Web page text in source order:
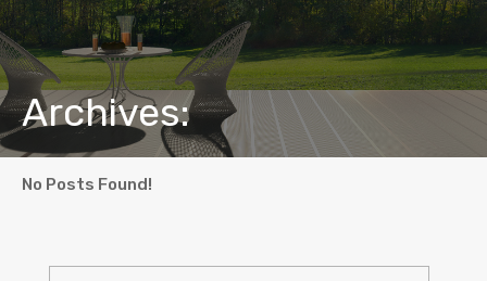
Archives:
No Posts Found!